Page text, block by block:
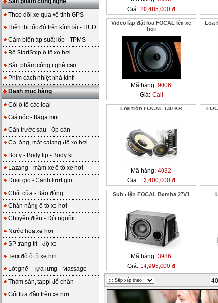
Sản phẩm công nghệ
Theo dõi xe qua vệ tinh GPS
Hiển thị tốc độ trên kính lái - HUD
Cảm biến áp suất lốp - TPMS
Bộ StartStop ô tô xe hơi
Sản phẩm công nghệ cao
Phim cách nhiệt nhà kính
Danh mục hàng
Còi ô tô các loại
Giá nóc - Baga mui
Cản trước sau - Ốp cản
Ca lăng, mặt calang độ xe hơi
Body - Body lip - Body kit
Lazang - mâm xe ô tô xe hơi
Đuôi gió - Cánh lướt gió
Chốt cửa - Báo động
Chắn nắng ô tô xe hơi
Chuyển điện - Đổi nguồn
Nước hoa xe hơi
SP trang trí - độ xe
Tem độ ô tô xe hơi
Lót ghế - Tựa lưng - Massage
Thảm sàn, tappi để chân
Gối tựa đầu trên xe hơi
Giá: 20,485,000 đ
Video lắp đặt loa FOCAL lên xe
hơi
Mã hàng: 9006
Giá: Call
Loa
Loa tròn FOCAL 130 KR
Mã hàng: 4032
Giá: 13,400,000 đ
Sub điện FOCAL Bomba 27V1
Mã hàng: 3986
Giá: 14,995,000 đ